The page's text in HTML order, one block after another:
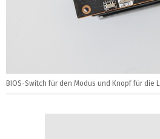
BIOS-Switch für den Modus und Knopf für die